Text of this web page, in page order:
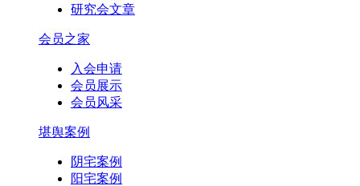
研究会文章
会员之家
入会申请
会员展示
会员风采
堪舆案例
阴宅案例
阳宅案例